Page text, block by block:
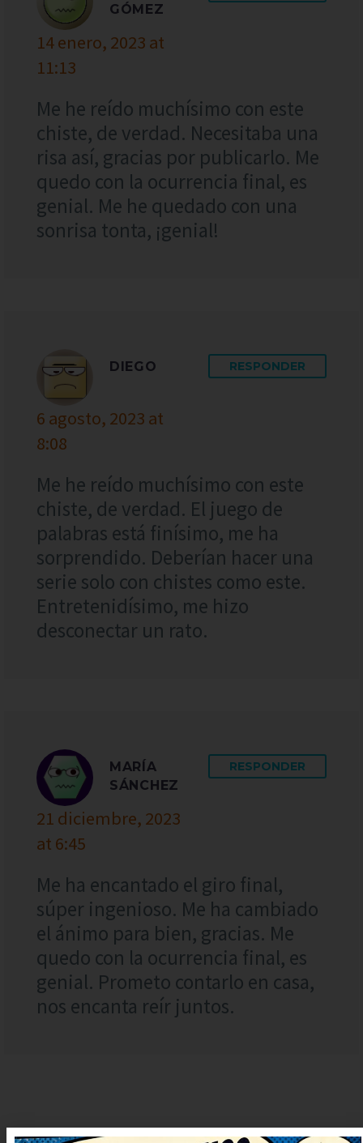
GÓMEZ
14 enero, 2023 at
11:13
Me he reído muchísimo con este
chiste, de verdad. Necesitaba una
risa así, gracias por publicarlo. Me
quedo con la ocurrencia final, es
genial. Me he quedado con una
sonrisa tonta, ¡genial!
DIEGO
6 agosto, 2023 at
8:08
RESPONDER
Me he reído muchísimo con este
chiste, de verdad. El juego de
palabras está finísimo, me ha
sorprendido. Deberían hacer una
serie solo con chistes como este.
Entretenidísimo, me hizo
desconectar un rato.
MARÍA
SÁNCHEZ
21 diciembre, 2023
at 6:45
RESPONDER
Me ha encantado el giro final,
súper ingenioso. Me ha cambiado
el ánimo para bien, gracias. Me
quedo con la ocurrencia final, es
genial. Prometo contarlo en casa,
nos encanta reír juntos.